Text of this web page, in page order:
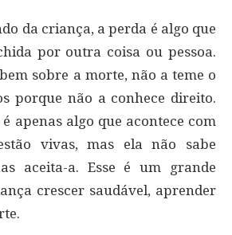
da criança, a perda é algo que
por outra coisa ou pessoa.
sobre a morte, não a teme o
porque não a conhece direito.
apenas algo que acontece com
vivas, mas ela não sabe
aceita-a. Esse é um grande
crescer saudável, aprender